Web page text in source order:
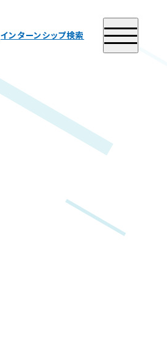
インターンシップ検索